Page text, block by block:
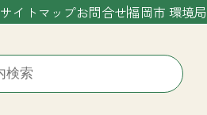
サイトマップお問合せ福岡市 環境局